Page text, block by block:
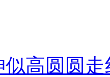
高圆圆走